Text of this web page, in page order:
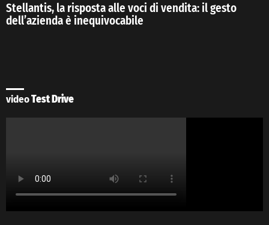
Stellantis, la risposta alle voci di vendita: il gesto
dell’azienda è inequivocabile
videoTest Drive